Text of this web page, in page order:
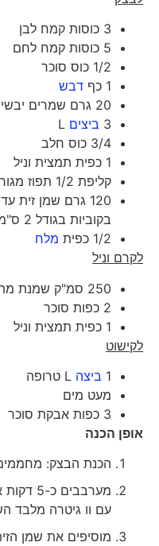
3 כוסות קמח לבן
5 כוסות קמח לחם
1/2 כוס סוכר
1 כף
דבש
20 גרם שמרים יבשים
3
ביציםL
3/4 כוס חלב
1 כפית תמצית וניל
קליפת 1/2 תפוז מגורדת
בקוביות בגודל 2 ס"מ)
1/2 כפית
מלח
לקרם וניל
250 סמ"ק שמנת מתוקה
2 כפות סוכר
1 כפית תמצית וניל
לקישוט
1
ביצהL טרופה
מעט מים
3 כפות אבקת סוכר
אופן הכנה
הכנת הבצק: מחממים תנור ל-
מערבבים כ-
עם וו גיטרה מלבד
מוסיפים את שמן הזית